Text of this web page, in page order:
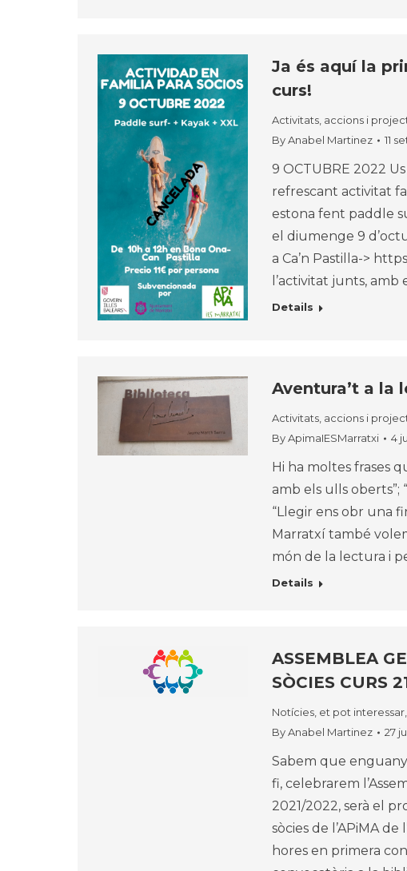
Ja és aquí la
curs!
Activitats, accions i
ByAnabel Martinez 11
9 OCTUBRE 2022
refrescant activitat
estona fent paddle
el diumenge 9
a Ca’n Pastilla->
l’activitat junts, amb
Details
Aventura’t a la
Activitats, accions i
ByApimaIESMarratxi 4
Hi ha moltes frases
amb els ulls oberts”;
“Llegir ens obr una
Marratxí també
món de la lectura i
Details
ASSEMBLEA
SÒCIES CURS
Notícies, et pot interessar,
ByAnabel Martinez 27
Sabem que
fi, celebrarem
2021/2022, serà el
sòcies de l’APiMA de
hores en primera